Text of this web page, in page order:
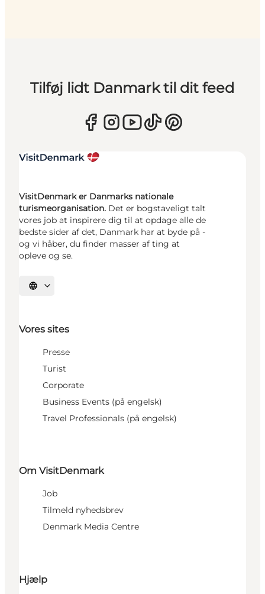
Tilføj lidt Danmark til dit feed
VisitDenmark er Danmarks nationale
turismeorganisation. Det er bogstaveligt talt
vores job at inspirere dig til at opdage alle de
bedste sider af det, Danmark har at byde på -
og vi håber, du finder masser af ting at
opleve og se.
Vælg sprog
Vores sites
Presse
Turist
Corporate
Business Events (på engelsk)
Travel Professionals (på engelsk)
Om VisitDenmark
Job
Tilmeld nyhedsbrev
Denmark Media Centre
Hjælp